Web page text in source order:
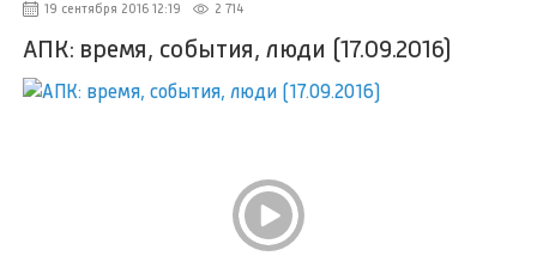
19 сентября 2016 12:19 2 714
АПК: время, события, люди (17.09.2016)